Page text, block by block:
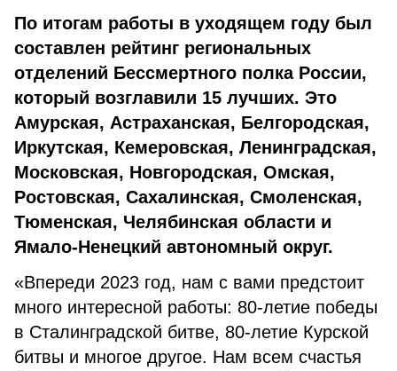
По итогам работы в уходящем году был
составлен рейтинг региональных
отделений Бессмертного полка России,
который возглавили 15 лучших. Это
Амурская, Астраханская, Белгородская,
Иркутская, Кемеровская, Ленинградская,
Московская, Новгородская, Омская,
Ростовская, Сахалинская, Смоленская,
Тюменская, Челябинская области и
Ямало-Ненецкий автономный округ.
«Впереди 2023 год, нам с вами предстоит
много интересной работы: 80-летие победы
в Сталинградской битве, 80-летие Курской
битвы и многое другое. Нам всем счастья